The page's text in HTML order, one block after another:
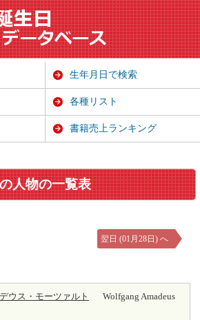
人物の一覧表
翌日 (01月28日) へ
ウス・モーツァルト
Wolfgang Amadeus
生年月日で検索
各種リスト
書籍売上ランキング